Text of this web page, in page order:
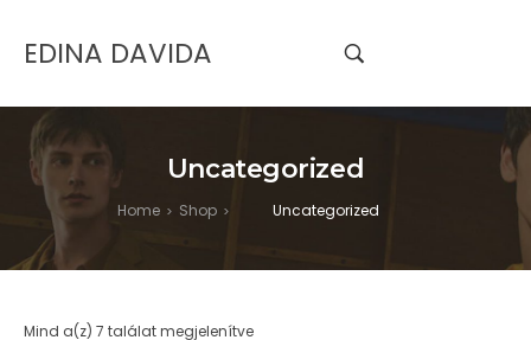
EDINA DAVIDA
Uncategorized
Home > Shop > Uncategorized
Mind a(z) 7 találat megjelenítve